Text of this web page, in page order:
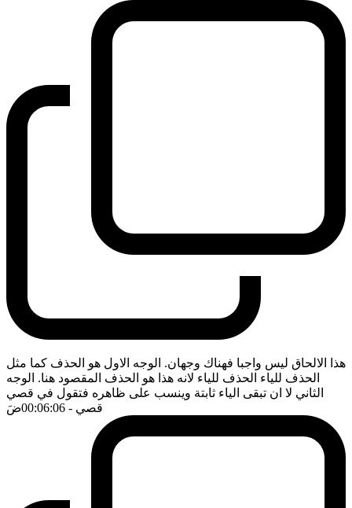
هذا الالحاق ليس واجبا فهناك وجهان. الوجه الاول هو الحذف كما مثل
الحذف للياء الحذف للياء لانه هذا هو الحذف المقصود هنا. الوجه
الثاني لا ان تبقى الياء ثابتة وينسب على ظاهره فتقول في قصي
قصي - 00:06:06 ضَ